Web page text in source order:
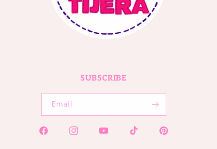
SUBSCRIBE
Email
Facebook Instagram YouTube TikTok Pinterest